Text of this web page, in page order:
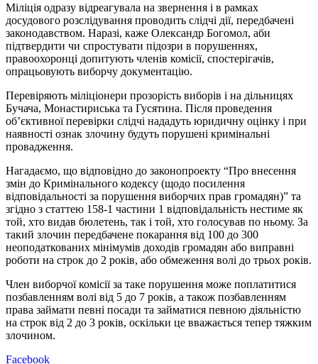
Міліція одразу відреагувала на звернення і в рамках
досудового розслідування проводить слідчі дії, передбачені
законодавством. Наразі, каже Олександр Богомол, аби
підтвердити чи спростувати підозри в порушеннях,
правоохоронці допитують членів комісії, спостерігачів,
опрацьовують виборчу документацію.
Перевіряють міліціонери прозорість виборів і на дільницях
Бучача, Монастириська та Гусятина. Після проведення
об’єктивної перевірки слідчі нададуть юридичну оцінку і при
наявності ознак злочину будуть порушені кримінальні
провадження.
Нагадаємо, що відповідно до законопроекту “Про внесення
змін до Кримінального кодексу (щодо посилення
відповідальності за порушення виборчих прав громадян)” та
згідно з статтею 158-1 частини 1 відповідальність нестиме як
той, хто видав бюлетень, так і той, хто голосував по ньому. За
такий злочин передбачене покарання від 100 до 300
неоподаткованих мінімумів доходів громадян або виправні
роботи на строк до 2 років, або обмеження волі до трьох років.
Член виборчої комісії за таке порушення може поплатитися
позбавленням волі від 5 до 7 років, а також позбавленням
права займати певні посади та займатися певною діяльністю
на строк від 2 до 3 років, оскільки це вважається тепер тяжким
злочином.
Facebook